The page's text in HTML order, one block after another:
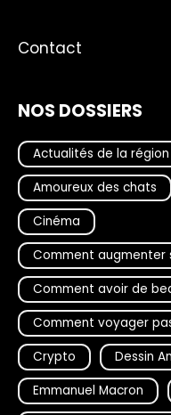
Contact
NOS DOSSIERS
Actualités de la
Amoureux des chats
Cinéma
Comment augmenter
Comment avoir de
Comment voyager
Crypto
Dessin
Emmanuel Macron